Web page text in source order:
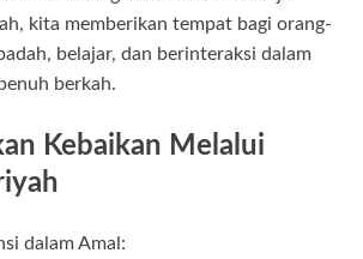
kita memberikan tempat bagi orang-
belajar, dan berinteraksi dalam
berkah.
Kebaikan Melalui
dalam Amal: